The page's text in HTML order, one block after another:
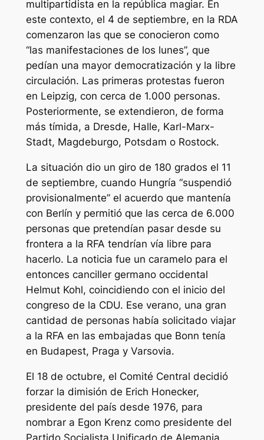
multipartidista en la república magiar. En
este contexto, el 4 de septiembre, en la RDA
comenzaron las que se conocieron como
“las manifestaciones de los lunes”, que
pedían una mayor democratización y la libre
circulación. Las primeras protestas fueron
en Leipzig, con cerca de 1.000 personas.
Posteriormente, se extendieron, de forma
más tímida, a Dresde, Halle, Karl-Marx-
Stadt, Magdeburgo, Potsdam o Rostock.
La situación dio un giro de 180 grados el 11
de septiembre, cuando Hungría “suspendió
provisionalmente” el acuerdo que mantenía
con Berlín y permitió que las cerca de 6.000
personas que pretendían pasar desde su
frontera a la RFA tendrían vía libre para
hacerlo. La noticia fue un caramelo para el
entonces canciller germano occidental
Helmut Kohl, coincidiendo con el inicio del
congreso de la CDU. Ese verano, una gran
cantidad de personas había solicitado viajar
a la RFA en las embajadas que Bonn tenía
en Budapest, Praga y Varsovia.
El 18 de octubre, el Comité Central decidió
forzar la dimisión de Erich Honecker,
presidente del país desde 1976, para
nombrar a Egon Krenz como presidente del